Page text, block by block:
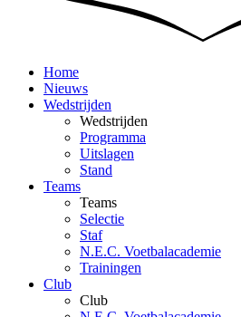
Home
Nieuws
Wedstrijden
Wedstrijden
Programma
Uitslagen
Stand
Teams
Teams
Selectie
Staf
N.E.C. Voetbalacademie
Trainingen
Club
Club